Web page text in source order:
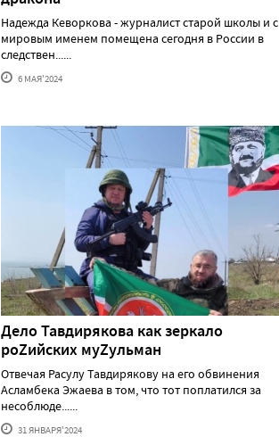
Надежда Кеворкова - журналист старой школы и с
мировым именем помещена сегодня в России в
следствен......
6 МАЯ'2024
Дело Тавдирякова как зеркало
роZийских муZульман
Отвечая Расулу Тавдирякову на его обвинения
Асламбека Эжаева в том, что тот поплатился за
несоблюде......
31 ЯНВАРЯ'2024